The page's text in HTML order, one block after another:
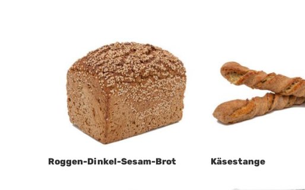
Roggen-Dinkel-Sesam-Brot Käsestange